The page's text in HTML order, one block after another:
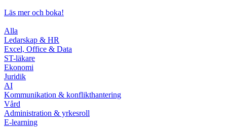
Läs mer och boka!
Alla
Ledarskap & HR
Excel, Office & Data
ST-läkare
Ekonomi
Juridik
AI
Kommunikation & konflikthantering
Vård
Administration & yrkesroll
E-learning